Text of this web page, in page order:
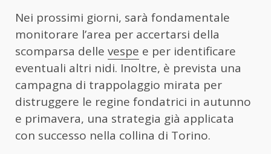
Nei prossimi giorni, sarà fondamentale
monitorare l’area per accertarsi della
scomparsa delle vespe e per identificare
eventuali altri nidi. Inoltre, è prevista una
campagna di trappolaggio mirata per
distruggere le regine fondatrici in autunno
e primavera, una strategia già applicata
con successo nella collina di Torino.